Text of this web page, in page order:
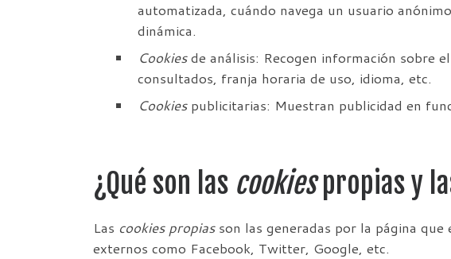
automatizada, cuándo navega un usuario
dinámica.
Cookiesde análisis: Recogen información sobre
consultados, franja horaria de uso, idioma, etc.
Cookiespublicitarias: Muestran publicidad en
¿Qué son las cookiespropias y
Las cookies propiasson las generadas por la página que
externos como Facebook, Twitter, Google, etc.